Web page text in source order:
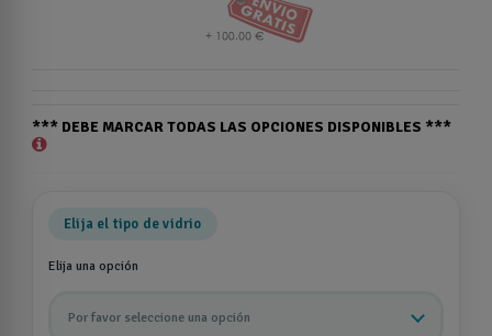
*** DEBE MARCAR TODAS LAS OPCIONES DISPONIBLES ***
Elija el tipo de vidrio
Elija una opción
Por favor seleccione una opción